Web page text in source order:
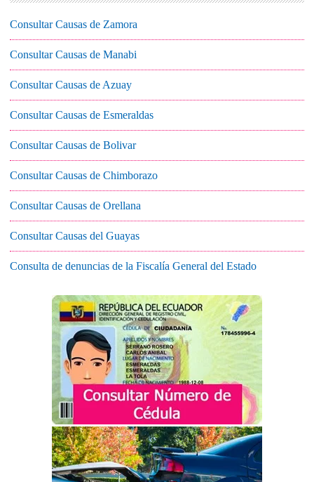
Consultar Causas de Zamora
Consultar Causas de Manabi
Consultar Causas de Azuay
Consultar Causas de Esmeraldas
Consultar Causas de Bolivar
Consultar Causas de Chimborazo
Consultar Causas de Orellana
Consultar Causas del Guayas
Consulta de denuncias de la Fiscalía General del Estado